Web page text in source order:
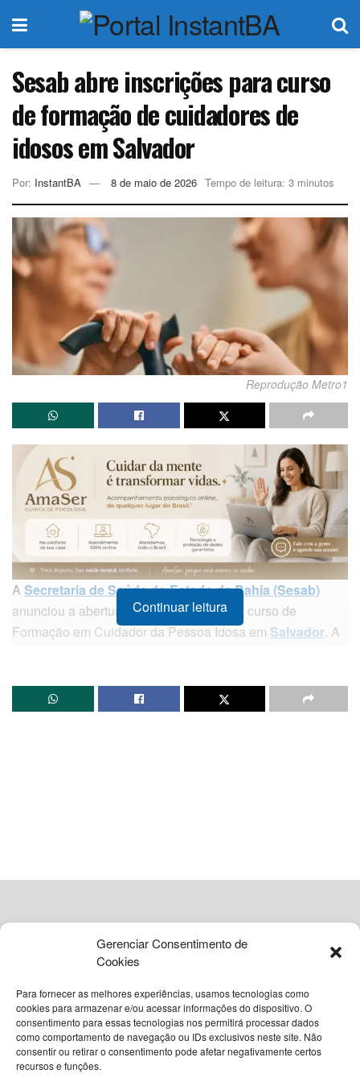
Gerenciar Consentimento de
Cookies
Para fornecer as melhores experiências, usamos tecnologias como
cookies para armazenar e/ou acessar informações do dispositivo. O
consentimento para essas tecnologias nos permitirá processar dados
como comportamento de navegação ou IDs exclusivos neste site. Não
consentir ou retirar o consentimento pode afetar negativamente certos
recursos e funções.
Sesab abre inscrições para curso
de formação de cuidadores de
idosos em Salvador
Por: InstantBA 8 de maio de 2026 Tempo de leitura: 3 minutos
Reprodução Metro1
A Secretaria de Saúde do Estado da Bahia (Sesab)
anunciou a abertura de inscrições para o curso de
Formação em Cuidador da Pessoa Idosa em Salvador. A
mercado de trabalho essencial, promovendo um
atendimento mais humanizado e técnico para a população
Capacitação técnica e
certificação para cuidadores de
idosos
O curso de formação exige um compromisso sério com a
aprendizagem teórica e prática. Os alunos que atingirem o
Continuar leitura
© 2026Grupo VIA365 Comunicação Estratégica
Navegue pelo nosso site